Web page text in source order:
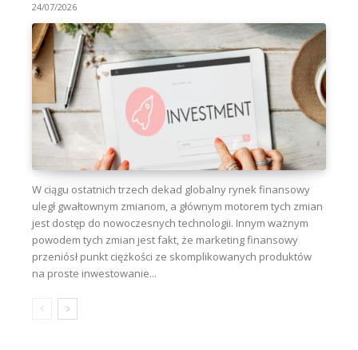
24/07/2026
W ciągu ostatnich trzech dekad globalny rynek finansowy
uległ gwałtownym zmianom, a głównym motorem tych zmian
jest dostęp do nowoczesnych technologii. Innym ważnym
powodem tych zmian jest fakt, że marketing finansowy
przeniósł punkt ciężkości ze skomplikowanych produktów
na proste inwestowanie...